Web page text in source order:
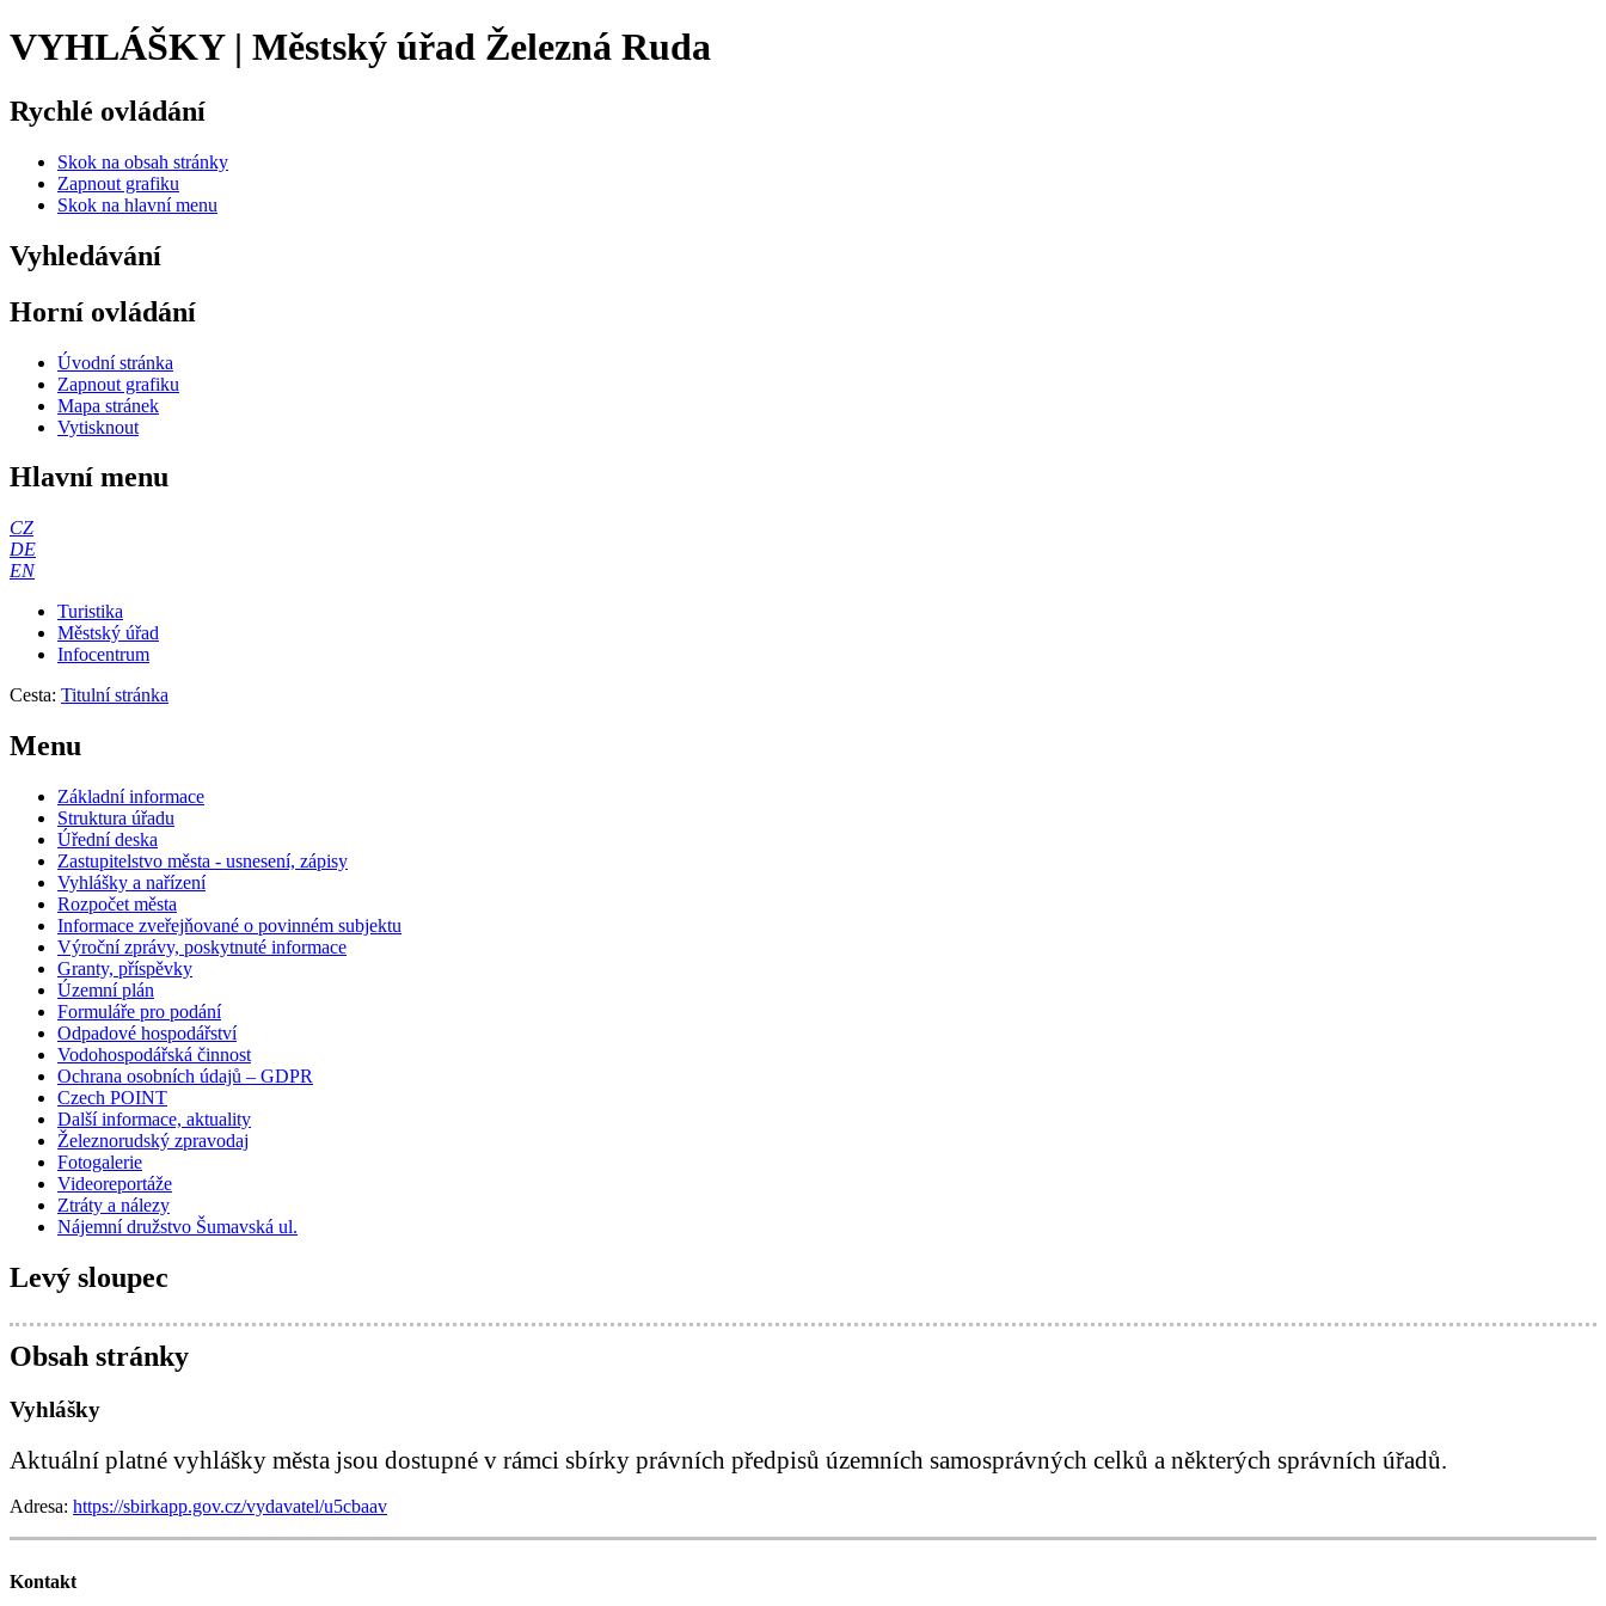
VYHLÁŠKY | Městský úřad Železná Ruda
Rychlé ovládání
Skok na obsah stránky
Zapnout grafiku
Skok na hlavní menu
Vyhledávání
Horní ovládání
Úvodní stránka
Zapnout grafiku
Mapa stránek
Vytisknout
Hlavní menu
CZ
DE
EN
Turistika
Městský úřad
Infocentrum
Cesta: Titulní stránka
Menu
Základní informace
Struktura úřadu
Úřední deska
Zastupitelstvo města - usnesení, zápisy
Vyhlášky a nařízení
Rozpočet města
Informace zveřejňované o povinném subjektu
Výroční zprávy, poskytnuté informace
Granty, příspěvky
Územní plán
Formuláře pro podání
Odpadové hospodářství
Vodohospodářská činnost
Ochrana osobních údajů – GDPR
Czech POINT
Další informace, aktuality
Železnorudský zpravodaj
Fotogalerie
Videoreportáže
Ztráty a nálezy
Nájemní družstvo Šumavská ul.
Levý sloupec
Obsah stránky
Vyhlášky
Aktuální platné vyhlášky města jsou dostupné v rámci sbírky právních předpisů územních samosprávných celků a některých správních úřadů.
Adresa: https://sbirkapp.gov.cz/vydavatel/u5cbaav
Kontakt